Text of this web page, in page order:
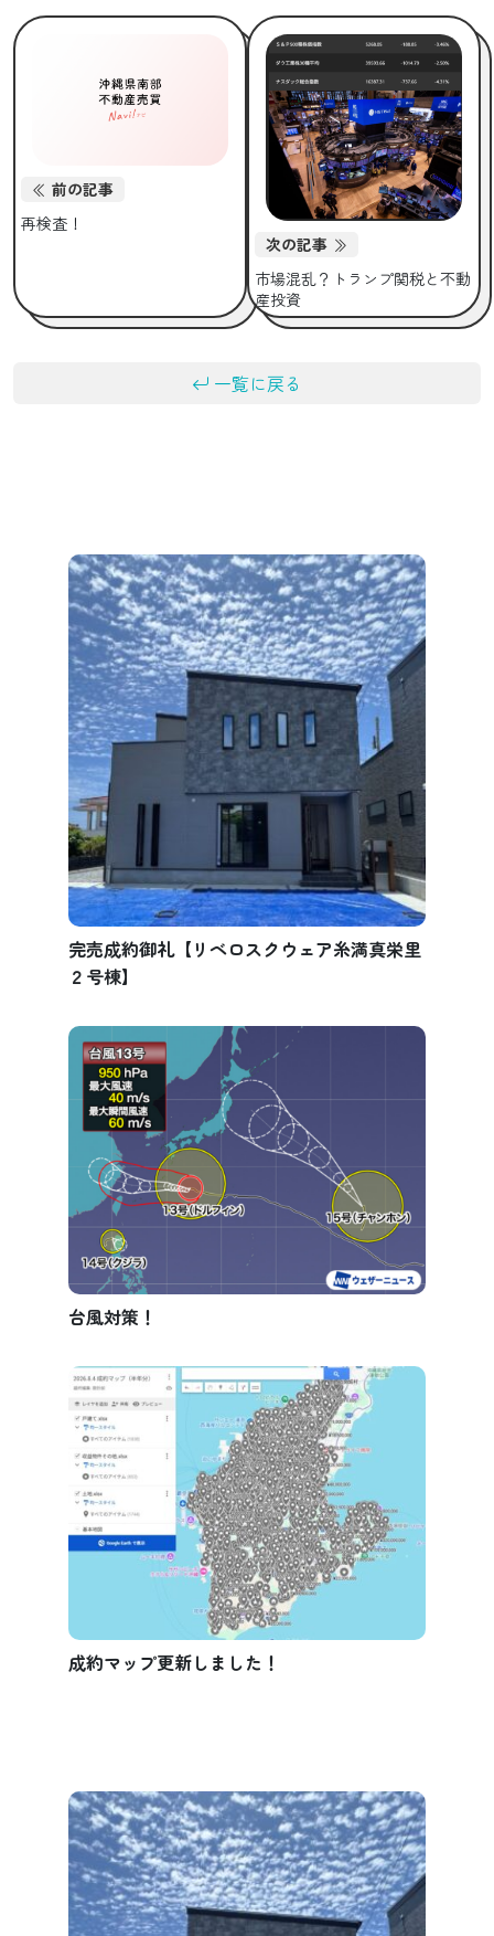
前の記事
再検査！
次の記事
市場混乱？トランプ関税と不動
産投資
一覧に戻る
完売成約御礼【リベロスクウェア糸満真栄里
２号棟】
台風対策！
成約マップ更新しました！